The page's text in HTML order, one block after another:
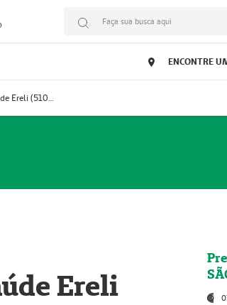
Faça sua busca aqui
ENCONTRE
Prestador Essencial Gestão em Saúde Ereli (51004354-7)
Ereli